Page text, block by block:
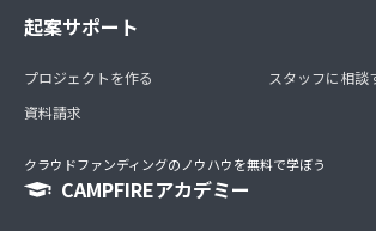
起案サポート
プロジェクトを作る
資料請求
スタッフに相談
クラウドファンディングのノウハウを無料で学ぼう
CAMPFIREアカデミー